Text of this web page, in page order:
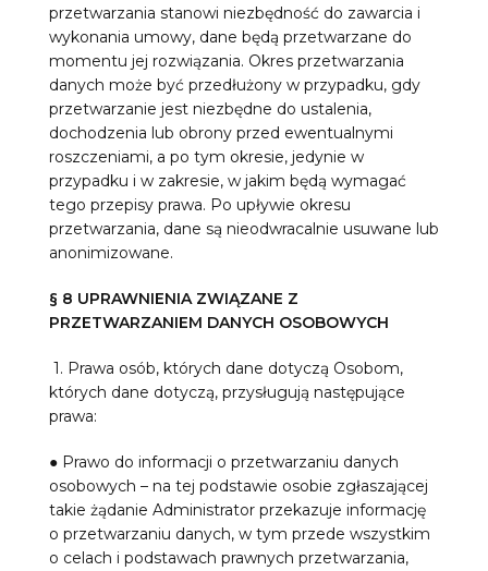
przetwarzania stanowi niezbędność do zawarcia i
wykonania umowy, dane będą przetwarzane do
momentu jej rozwiązania. Okres przetwarzania
danych może być przedłużony w przypadku, gdy
przetwarzanie jest niezbędne do ustalenia,
dochodzenia lub obrony przed ewentualnymi
roszczeniami, a po tym okresie, jedynie w
przypadku i w zakresie, w jakim będą wymagać
tego przepisy prawa. Po upływie okresu
przetwarzania, dane są nieodwracalnie usuwane lub
anonimizowane.
§ 8 UPRAWNIENIA ZWIĄZANE Z
PRZETWARZANIEM DANYCH OSOBOWYCH
1. Prawa osób, których dane dotyczą Osobom,
których dane dotyczą, przysługują następujące
prawa:
● Prawo do informacji o przetwarzaniu danych
osobowych – na tej podstawie osobie zgłaszającej
takie żądanie Administrator przekazuje informację
o przetwarzaniu danych, w tym przede wszystkim
o celach i podstawach prawnych przetwarzania,